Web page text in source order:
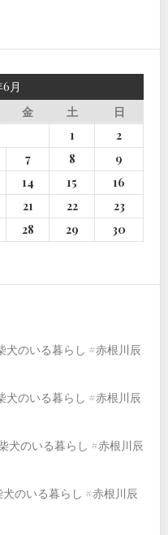
月
金 土
日
1
2
7 8
9
14 15
16
21 22
23
28 29
30
犬のいる暮らし #赤根川辰
犬のいる暮らし #赤根川辰
犬のいる暮らし #赤根川辰
のいる暮らし #赤根川辰